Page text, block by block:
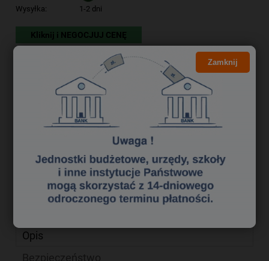
Wysyłka:
1-2 dni
Kliknij i NEGOCJUJ CENĘ
49,92 zł
do koszyka
Kod produktu:
kr 2150021
zapytaj o produkt
poleć znajomemu
Opis
Zamknij